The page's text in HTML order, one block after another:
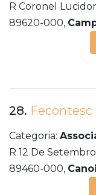
R Coronel
89620-000,
28. Fecontesc
Categoria:
R 12 De
89460-000,